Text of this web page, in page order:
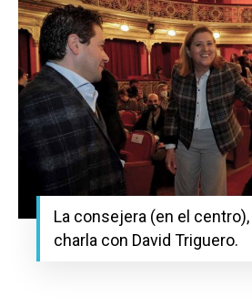
La consejera (en el
charla con David Triguero.